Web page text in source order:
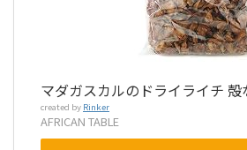
マダガスカルのドライライチ 殻
created by Rinker
AFRICAN TABLE